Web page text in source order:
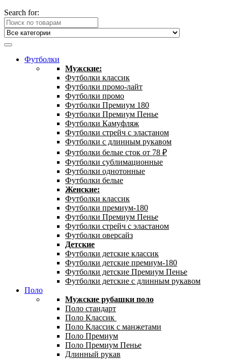
Search for:
Футболки
Мужские:
Футболки классик
Футболки промо-лайт
Футболки промо
Футболки Премиум 180
Футболки Премиум Пенье
Футболки Камуфляж
Футболки стрейч с эластаном
Футболки с длинным рукавом
Футболки белые сток от 78 ₽
Футболки сублимационные
Футболки однотонные
Футболки белые
Женские:
Футболки классик
Футболки премиум-180
Футболки Премиум Пенье
Футболки стрейч с эластаном
Футболки оверсайз
Детские
Футболки детские классик
Футболки детские премиум-180
Футболки детские Премиум Пенье
Футболки детские с длинным рукавом
Поло
Мужские рубашки поло
Поло стандарт
Поло Классик
Поло Классик с манжетами
Поло Премиум
Поло Премиум Пенье
Длинный рукав